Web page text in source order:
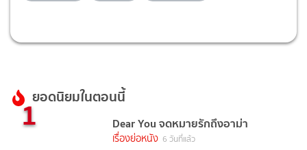
ยอดนิยมในตอนนี้
1 Dear You จดหมายรักถึงอาม่า
เรื่องย่อหนัง 6 วันที่แล้ว